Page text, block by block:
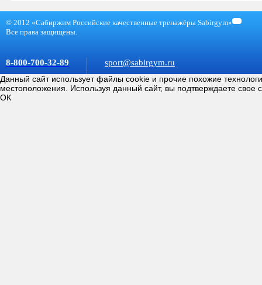
© 2012 «Сабиржим Российские качественные тренажёры Sabirgym»
Все права защищены.
8-800-700-32-89
sport@sabirgym.ru
Данный сайт использует файлы cookie и прочие похожие
местоположения. Используя данный сайт, вы подтверждаете свое
ОК